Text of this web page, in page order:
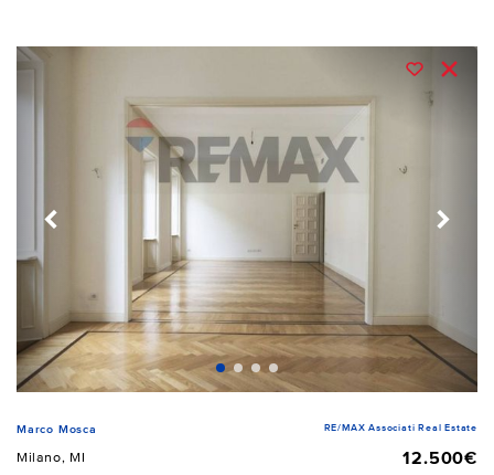
Marco Mosca RE/MAX Associati Real Estate
Milano, MI 12.500€